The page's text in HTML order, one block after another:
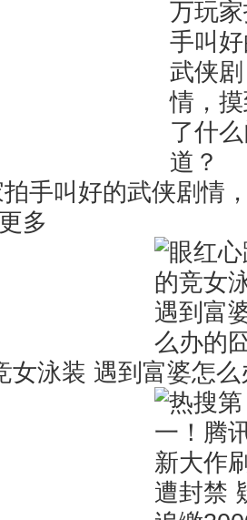
手叫好的武侠剧情
多
女泳装 遇到富婆怎